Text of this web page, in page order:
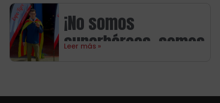
neumáticos
Michelin
¡No somos
superhéroes, somos
Leer más